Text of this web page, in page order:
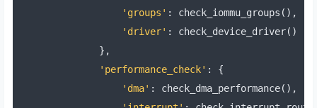
'groups' : check_iommu_groups (),
'driver' : check_device_driver()
},
'performance_check' :
{
'dma' : check_dma_performance(),